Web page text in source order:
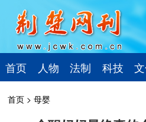
首页 人物 法制 科技
首页 >母婴